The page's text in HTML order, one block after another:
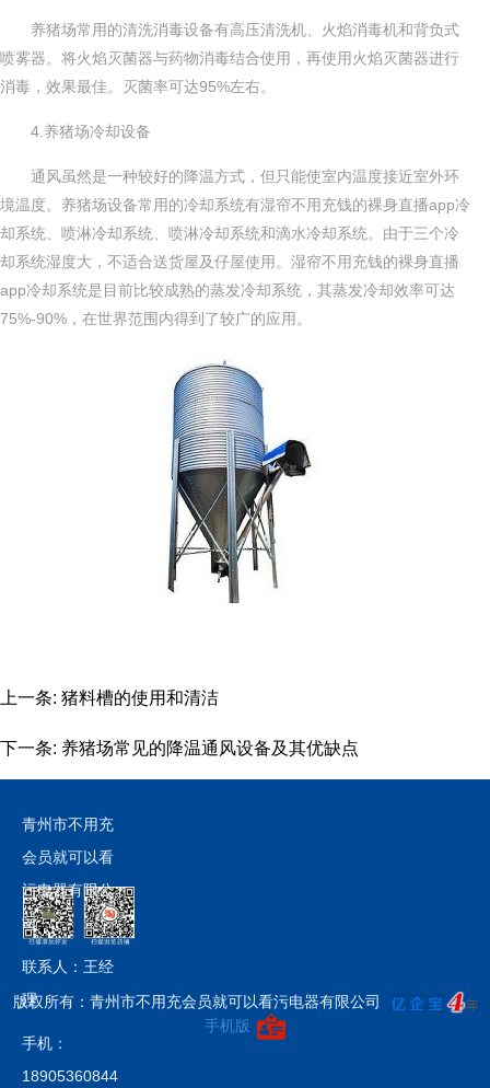
养猪场常用的清洗消毒设备有高压清洗机、火焰消毒机和背负式
喷雾器。将火焰灭菌器与药物消毒结合使用，再使用火焰灭菌器进行
消毒，效果最佳。灭菌率可达95%左右。
4.养猪场冷却设备
通风虽然是一种较好的降温方式，但只能使室内温度接近室外环
境温度。养猪场设备常用的冷却系统有湿帘不用充钱的裸身直播app冷
却系统、喷淋冷却系统、喷淋冷却系统和滴水冷却系统。由于三个冷
却系统湿度大，不适合送货屋及仔屋使用。湿帘不用充钱的裸身直播
app冷却系统是目前比较成熟的蒸发冷却系统，其蒸发冷却效率可达
75%-90%，在世界范围内得到了较广的应用。
上一条: 猪料槽的使用和清洁
下一条: 养猪场常见的降温通风设备及其优缺点
青州市不用充
会员就可以看
污电器有限公
司
联系人：王经
理
手机：
18905360844
版权所有：青州市不用充会员就可以看污电器有限公司
手机版